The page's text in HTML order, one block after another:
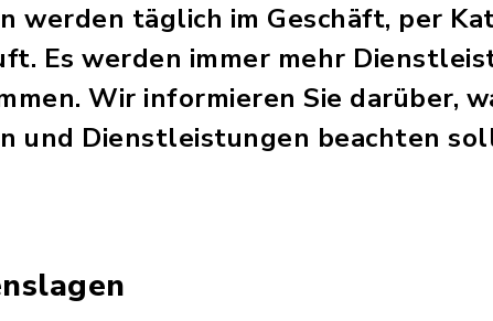
werden täglich im Geschäft, per
Es werden immer mehr
Wir informieren Sie darüber,
und Dienstleistungen beachten